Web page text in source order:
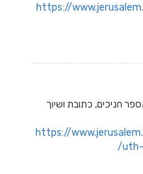
https://
חניכים, כתובת ושיוך
https://